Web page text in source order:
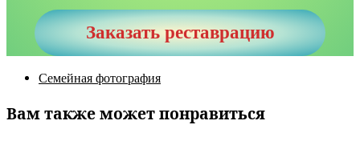
Заказать реставрацию
Семейная фотография
Вам также может понравиться